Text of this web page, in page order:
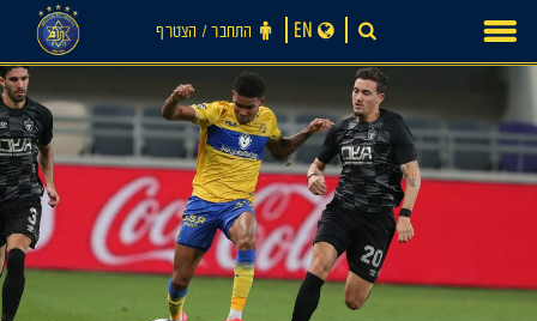
content
התחבר ‪/‬ הצטרף EN